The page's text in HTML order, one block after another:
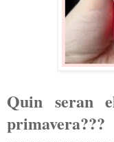
Quin seran
primavera???